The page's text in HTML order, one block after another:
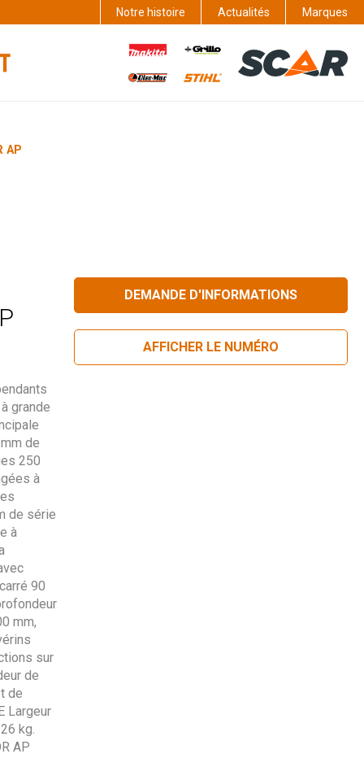
Notre histoire Actualités Marques
AP
grande
de
250
à
de série
à
90
mm,
sur
de
de
Largeur
kg.
AP
DEMANDE D'INFORMATIONS
AFFICHER LE NUMÉRO